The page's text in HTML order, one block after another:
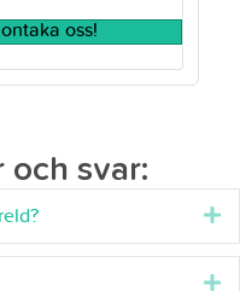
oss!
och svar: